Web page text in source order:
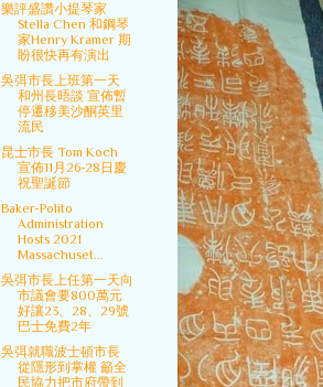
樂評盛讚小提琴家
Stella Chen 和鋼琴
家Henry Kramer 期
盼很快再有演出
吳弭市長上班第一天
和州長晤談 宣佈暫
停遷移美沙酮英里
流民
昆士市長 Tom Koch
宣佈11月26-28日慶
祝聖誕節
Baker-Polito
Administration
Hosts 2021
Massachuset...
吳弭市長上任第一天向
市議會要800萬元
好讓23、28、29號
巴士免費2年
吳弭就職波士頓市長
從隱形到掌權 籲全
民協力把市府帶到